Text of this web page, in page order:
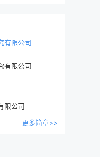
有限公司
有限公司
限公司
更多简章>>